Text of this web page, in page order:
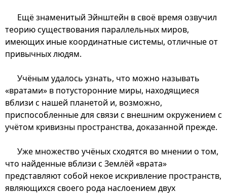
Ещё знаменитый Эйнштейн в своё время озвучил
теорию существования параллельных миров,
имеющих иные координатные системы, отличные от
привычных людям.
Учёным удалось узнать, что можно называть
«вратами» в потусторонние миры, находящиеся
вблизи с нашей планетой и, возможно,
приспособленные для связи с внешним окружением с
учётом кривизны пространства, доказанной прежде.
Уже множество учёных сходятся во мнении о том,
что найденные вблизи с Землёй «врата»
представляют собой некое искривление пространств,
являющихся своего рода наслоением двух